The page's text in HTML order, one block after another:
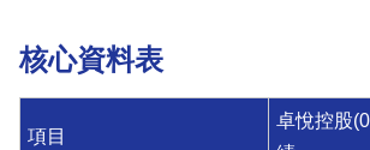
核心資料表
項目
卓悅控股